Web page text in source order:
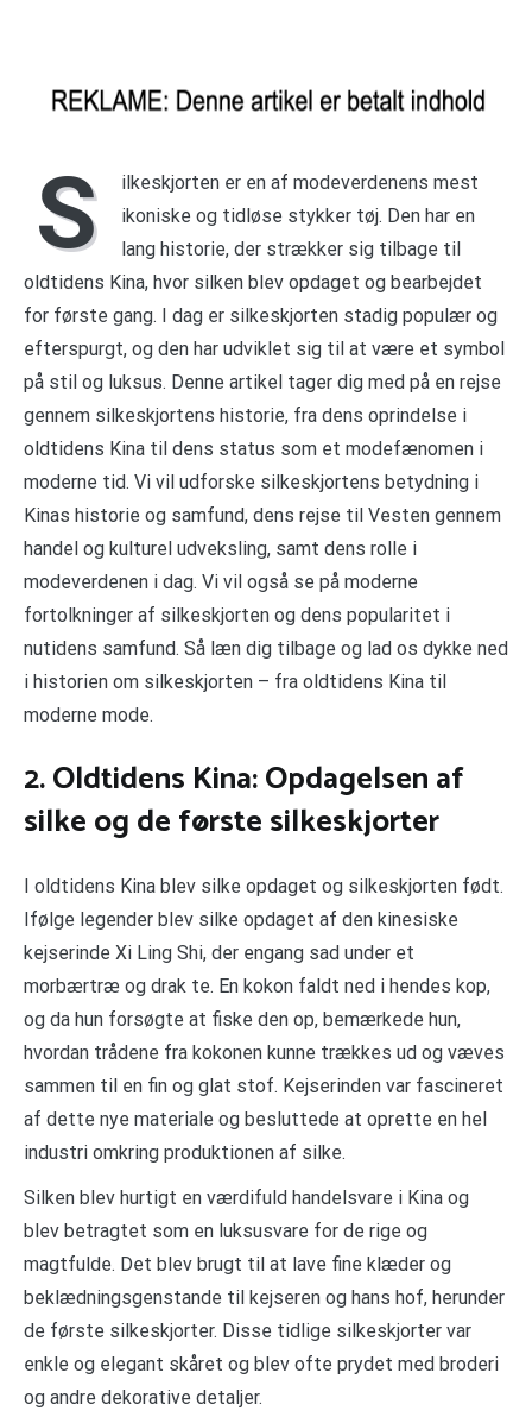
S
ilkeskjorten er en af ​​modeverdenens mest
ikoniske og tidløse stykker tøj. Den har en
lang historie, der strækker sig tilbage til
oldtidens Kina, hvor silken blev opdaget og bearbejdet
for første gang. I dag er silkeskjorten stadig populær og
efterspurgt, og den har udviklet sig til at være et symbol
på stil og luksus. Denne artikel tager dig med på en rejse
gennem silkeskjortens historie, fra dens oprindelse i
oldtidens Kina til dens status som et modefænomen i
moderne tid. Vi vil udforske silkeskjortens betydning i
Kinas historie og samfund, dens rejse til Vesten gennem
handel og kulturel udveksling, samt dens rolle i
modeverdenen i dag. Vi vil også se på moderne
fortolkninger af silkeskjorten og dens popularitet i
nutidens samfund. Så læn dig tilbage og lad os dykke ned
i historien om silkeskjorten – fra oldtidens Kina til
moderne mode.
2. Oldtidens Kina: Opdagelsen af
silke og de første silkeskjorter
I oldtidens Kina blev silke opdaget og silkeskjorten født.
Ifølge legender blev silke opdaget af den kinesiske
kejserinde Xi Ling Shi, der engang sad under et
morbærtræ og drak te. En kokon faldt ned i hendes kop,
og da hun forsøgte at fiske den op, bemærkede hun,
hvordan trådene fra kokonen kunne trækkes ud og væves
sammen til en fin og glat stof. Kejserinden var fascineret
af dette nye materiale og besluttede at oprette en hel
industri omkring produktionen af silke.
Silken blev hurtigt en værdifuld handelsvare i Kina og
blev betragtet som en luksusvare for de rige og
magtfulde. Det blev brugt til at lave fine klæder og
beklædningsgenstande til kejseren og hans hof, herunder
de første silkeskjorter. Disse tidlige silkeskjorter var
enkle og elegant skåret og blev ofte prydet med broderi
og andre dekorative detaljer.